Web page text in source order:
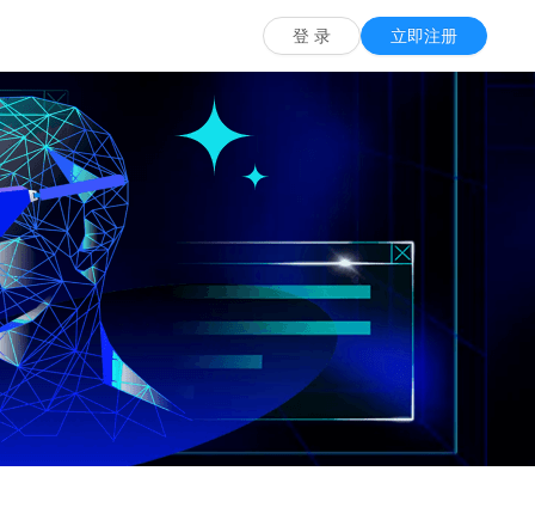
慧说-导游导览系统
全景手绘地图导览，定位听解说
统
系统
景区旅游值守系统
游客服务汇聚平台
简单便捷，提高工作质量与效率
全域旅游综合解决方案
构建全域文旅运营监测的智慧
登 录 立即注册